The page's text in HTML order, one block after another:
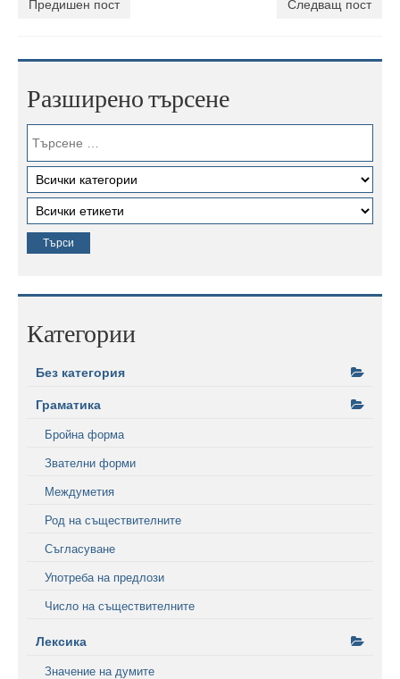
Предишен пост Следващ пост
Разширено търсене
Категории
Без категория
Граматика
Бройна форма
Звателни форми
Междуметия
Род на съществителните
Съгласуване
Употреба на предлози
Число на съществителните
Лексика
Значение на думите